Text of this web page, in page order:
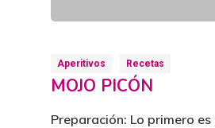
Aperitivos Recetas
MOJO PICÓN
Preparación: Lo primero es